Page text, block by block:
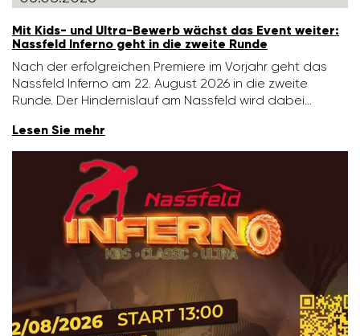
Mit Kids- und Ultra-Bewerb wächst das Event weiter:
Nass­feld Inferno geht in die zweite Runde
Nach der erfolg­rei­chen Premiere im Vorjahr geht das
Nass­feld Inferno am 22. August 2026 in die zweite
Runde. Der Hinder­nis­lauf am Nass­feld wird dabei…
Lesen Sie mehr